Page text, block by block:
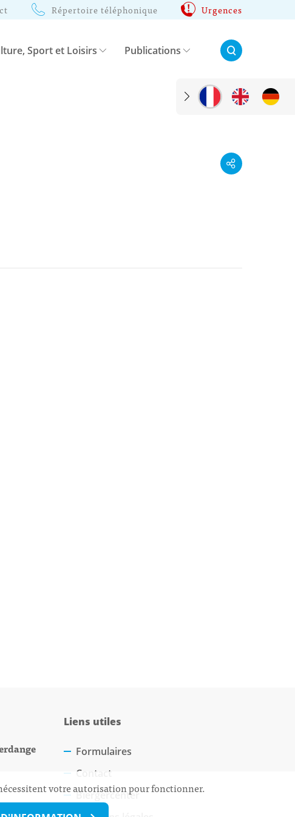
Répertoire téléphonique Urgences
Sport et Loisirs Publications Rechercher:
Liens utiles
Formulaires
Contact
Biergercenter
votre autorisation pour fonctionner.